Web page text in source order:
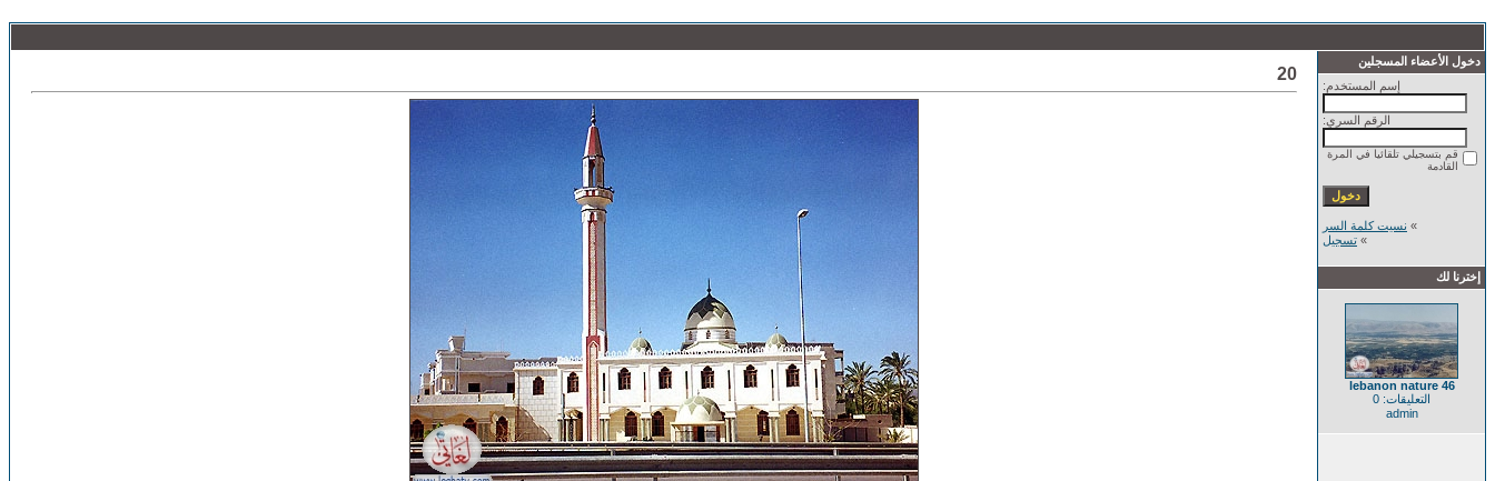
دخول الأعضاء المسجلين
إسم المستخدم:
الرقم السري:
قم بتسجيلي تلقائيا في المرة
القادمة
» نسيت كلمة السر
» تسجيل
إخترنا لك
lebanon nature 46
التعليقات: 0
admin
20